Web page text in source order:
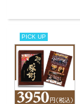
PICK UP